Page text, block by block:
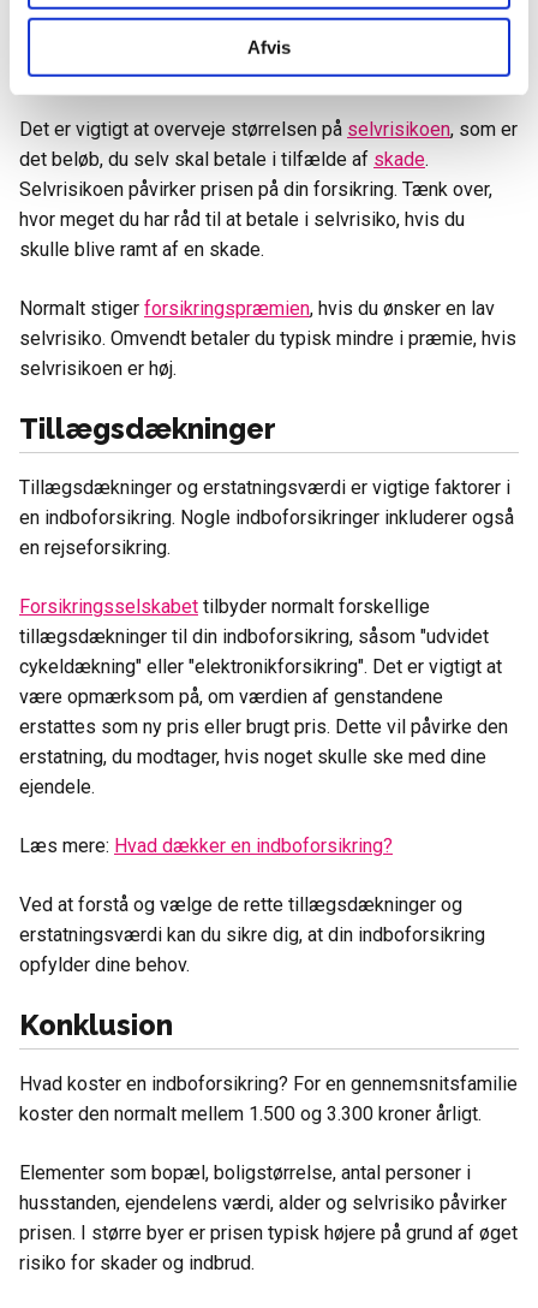
Afvis
ansvarsforsikringen.
Overvej størrelsen på selvrisikoen
Det er vigtigt at overveje størrelsen på selvrisikoen, som er
det beløb, du selv skal betale i tilfælde af skade.
Selvrisikoen påvirker prisen på din forsikring. Tænk over,
hvor meget du har råd til at betale i selvrisiko, hvis du
skulle blive ramt af en skade.
Normalt stiger forsikringspræmien, hvis du ønsker en lav
selvrisiko. Omvendt betaler du typisk mindre i præmie, hvis
selvrisikoen er høj.
Tillægsdækninger
Tillægsdækninger og erstatningsværdi er vigtige faktorer i
en indboforsikring. Nogle indboforsikringer inkluderer også
en rejseforsikring.
Forsikringsselskabet tilbyder normalt forskellige
tillægsdækninger til din indboforsikring, såsom "udvidet
cykeldækning" eller "elektronikforsikring". Det er vigtigt at
være opmærksom på, om værdien af genstandene
erstattes som ny pris eller brugt pris. Dette vil påvirke den
erstatning, du modtager, hvis noget skulle ske med dine
ejendele.
Læs mere: Hvad dækker en indboforsikring?
Ved at forstå og vælge de rette tillægsdækninger og
erstatningsværdi kan du sikre dig, at din indboforsikring
opfylder dine behov.
Konklusion
Hvad koster en indboforsikring? For en gennemsnitsfamilie
koster den normalt mellem 1.500 og 3.300 kroner årligt.
Elementer som bopæl, boligstørrelse, antal personer i
husstanden, ejendelens værdi, alder og selvrisiko påvirker
prisen. I større byer er prisen typisk højere på grund af øget
risiko for skader og indbrud.